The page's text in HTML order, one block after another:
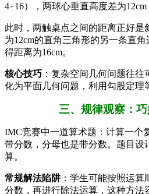
4+16），两球心垂直高度差为12cm
此时，两触桌点之间的距离正好是
为12cm的直角三角形的另一条直
得距离为16cm。
核心技巧 ：复杂空间几何问题往
化为平面几何问题，利用勾股定理
三、规律观察：
IMC竞赛中一道算术题：计算一个
带分数，分母也是带分数。题目设
算。
常规解法陷阱：学生可能按照运算
分数，再进行除法运算，这种方法